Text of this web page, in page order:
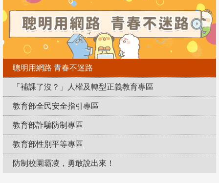
聰明用網路 青春不迷路
「補課了沒？」人權及轉型正義教育專區
教育部全民安全指引專區
教育部詐騙防制專區
教育部性別平等專區
防制校園霸凌，勇敢說出來！